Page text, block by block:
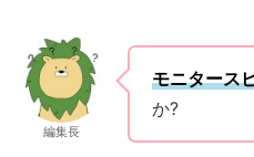
編集長
モニタース
か?